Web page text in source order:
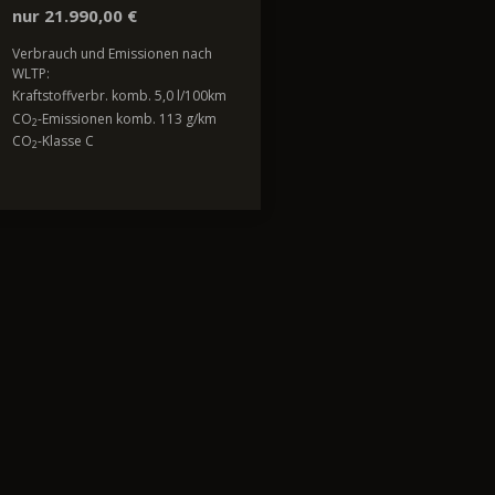
nur 21.990,00 €
Verbrauch und Emissionen nach
WLTP:
Kraftstoffverbr. komb. 5,0 l/100km
CO2-Emissionen komb. 113 g/km
CO2-Klasse C